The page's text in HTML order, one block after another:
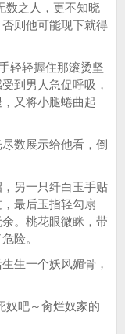
数之人，更不知晓
则他可能现下就得
轻握住那滚烫坚
到男人急促呼吸，
又将小腿蜷曲起
数展示给他看，倒
另一只纤白玉手贴
最后玉指轻勾扇
。桃花眼微眯，带
险。
生一个妖风媚骨，
吧～肏烂奴家的